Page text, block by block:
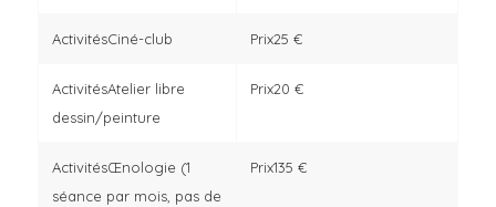
Ciné-club 25 €
Atelier libre
dessin/peinture
20 €
Œnologie (1
séance par mois, pas de
135 €